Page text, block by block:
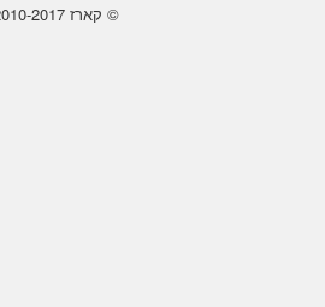
© קארז 2010-2017